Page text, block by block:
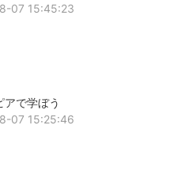
07 15:45:23
アで学ぼう
07 15:25:46